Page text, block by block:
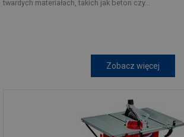
twardych materiałach, takich jak beton czy...
Zobacz więcej